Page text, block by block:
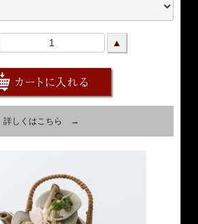
▲
詳しくはこちら →